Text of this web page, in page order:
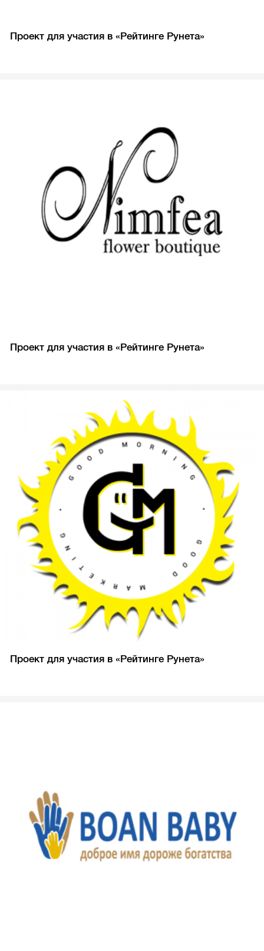
Проект для участия в «Рейтинге Рунета»
Проект для участия в «Рейтинге Рунета»
Проект для участия в «Рейтинге Рунета»